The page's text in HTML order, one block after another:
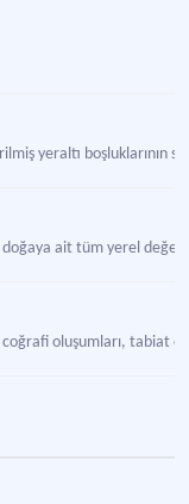
yeraltı
ait tüm yerel
oluşumları, tabiat